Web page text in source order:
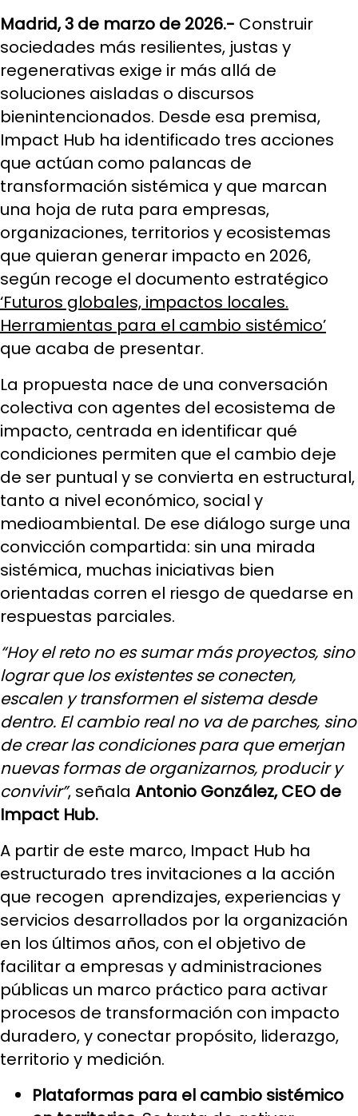
Madrid, 3 de marzo de 2026.- Construir
sociedades más resilientes, justas y
regenerativas exige ir más allá de
soluciones aisladas o discursos
bienintencionados. Desde esa premisa,
Impact Hub ha identificado tres acciones
que actúan como palancas de
transformación sistémica y que marcan
una hoja de ruta para empresas,
organizaciones, territorios y ecosistemas
que quieran generar impacto en 2026,
según recoge el documento estratégico
‘Futuros globales, impactos locales.
Herramientas para el cambio sistémico’
que acaba de presentar.
La propuesta nace de una conversación
colectiva con agentes del ecosistema de
impacto, centrada en identificar qué
condiciones permiten que el cambio deje
de ser puntual y se convierta en estructural,
tanto a nivel económico, social y
medioambiental. De ese diálogo surge una
convicción compartida: sin una mirada
sistémica, muchas iniciativas bien
orientadas corren el riesgo de quedarse en
respuestas parciales.
“Hoy el reto no es sumar más proyectos, sino
lograr que los existentes se conecten,
escalen y transformen el sistema desde
dentro. El cambio real no va de parches, sino
de crear las condiciones para que emerjan
nuevas formas de organizarnos, producir y
convivir”, señala Antonio González, CEO de
Impact Hub.
A partir de este marco, Impact Hub ha
estructurado tres invitaciones a la acción
que recogen aprendizajes, experiencias y
servicios desarrollados por la organización
en los últimos años, con el objetivo de
facilitar a empresas y administraciones
públicas un marco práctico para activar
procesos de transformación con impacto
duradero, y conectar propósito, liderazgo,
territorio y medición.
Plataformas para el cambio sistémico